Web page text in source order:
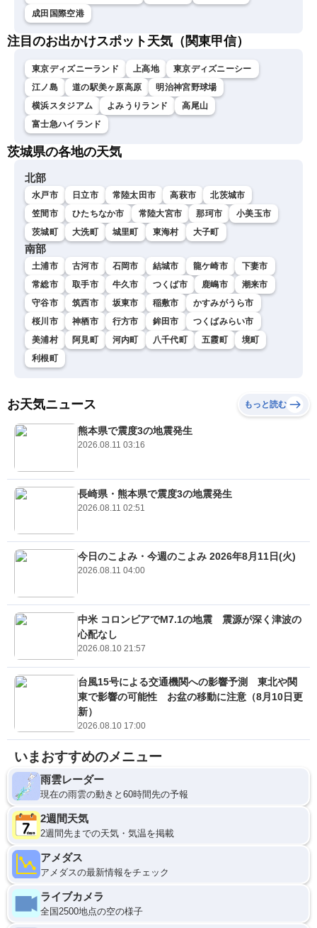
成田国際空港
注目のお出かけスポット天気（関東甲信）
東京ディズニーランド 上高地
東京ディズニーシー
江ノ島
道の駅美ヶ原高原
明治神宮野球場
横浜スタジアム
よみうりランド
高尾山
富士急ハイランド
茨城県の各地の天気
北部
水戸市 日立市 常陸太田市 高萩市
北茨城市
笠間市
ひたちなか市 常陸大宮市 那珂市
小美玉市
茨城町
大洗町 城里町 東海村 大子町
南部
土浦市 古河市 石岡市 結城市 龍ケ崎市
下妻市
常総市
取手市 牛久市 つくば市 鹿嶋市
潮来市
守谷市
筑西市 坂東市 稲敷市
かすみがうら市
桜川市
神栖市 行方市 鉾田市
つくばみらい市
美浦村
阿見町 河内町 八千代町 五霞町
境町
利根町
お天気ニュース もっと読む
熊本県で震度3の地震発生
2026.08.11 03:16
長崎県・熊本県で震度3の地震発生
2026.08.11 02:51
今日のこよみ・今週のこよみ 2026年8月11日(火)
2026.08.11 04:00
中米 コロンビアでM7.1の地震 震源が深く津波の
心配なし
2026.08.10 21:57
台風15号による交通機関への影響予測 東北や関
東で影響の可能性 お盆の移動に注意（8月10日更
新）
2026.08.10 17:00
いまおすすめのメニュー
雨雲レーダー
現在の雨雲の動きと60時間先の予報
2週間天気
2週間先までの天気・気温を掲載
アメダス
アメダスの最新情報をチェック
ライブカメラ
全国2500地点の空の様子